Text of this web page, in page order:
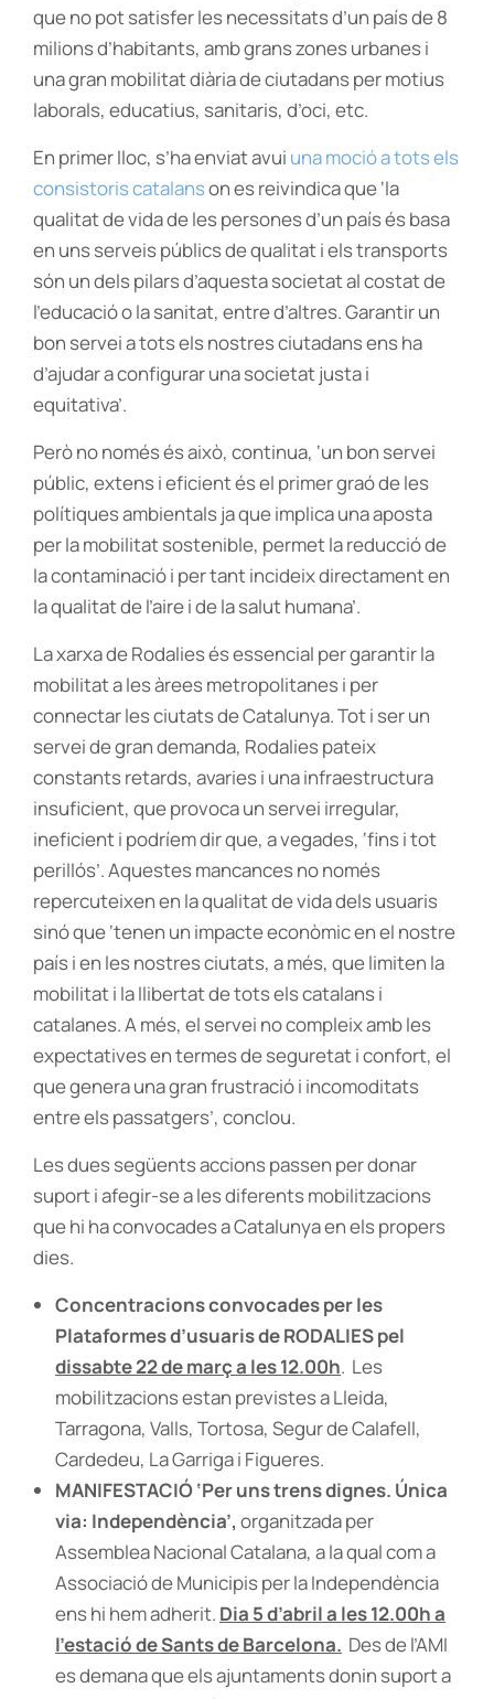
que no pot satisfer les necessitats d’un país de 8
milions d’habitants, amb grans zones urbanes i
una gran mobilitat diària de ciutadans per motius
laborals, educatius, sanitaris, d’oci, etc.
En primer lloc, s’ha enviat avui una moció a tots els
consistoris catalanson es reivindica que ‘la
qualitat de vida de les persones d’un país és basa
en uns serveis públics de qualitat i els transports
són un dels pilars d’aquesta societat al costat de
l’educació o la sanitat, entre d’altres. Garantir un
bon servei a tots els nostres ciutadans ens ha
d’ajudar a configurar una societat justa i
equitativa’.
Però no només és això, continua, ‘un bon servei
públic, extens i eficient és el primer graó de les
polítiques ambientals ja que implica una aposta
per la mobilitat sostenible, permet la reducció de
la contaminació i per tant incideix directament en
la qualitat de l’aire i de la salut humana’.
La xarxa de Rodalies és essencial per garantir la
mobilitat a les àrees metropolitanes i per
connectar les ciutats de Catalunya. Tot i ser un
servei de gran demanda, Rodalies pateix
constants retards, avaries i una infraestructura
insuficient, que provoca un servei irregular,
ineficient i podríem dir que, a vegades, ‘fins i tot
perillós’. Aquestes mancances no només
repercuteixen en la qualitat de vida dels usuaris
sinó que ‘tenen un impacte econòmic en el nostre
país i en les nostres ciutats, a més, que limiten la
mobilitat i la llibertat de tots els catalans i
catalanes. A més, el servei no compleix amb les
expectatives en termes de seguretat i confort, el
que genera una gran frustració i incomoditats
entre els passatgers’, conclou.
Les dues següents accions passen per donar
suport i afegir-se a les diferents mobilitzacions
que hi ha convocades a Catalunya en els propers
dies.
Concentracions convocades per les
Plataformes d’usuaris de RODALIES pel
dissabte 22 de març a les 12.00h. Les
mobilitzacions estan previstes a Lleida,
Tarragona, Valls, Tortosa, Segur de Calafell,
Cardedeu, La Garriga i Figueres.
MANIFESTACIÓ ‘Per uns trens dignes. Única
via: Independència’, organitzada per
Assemblea Nacional Catalana, a la qual com a
Associació de Municipis per la Independència
ens hi hem adherit. Dia 5 d’abril a les 12.00h a
l’estació de Sants de Barcelona. Des de l’AMI
es demana que els ajuntaments donin suport a